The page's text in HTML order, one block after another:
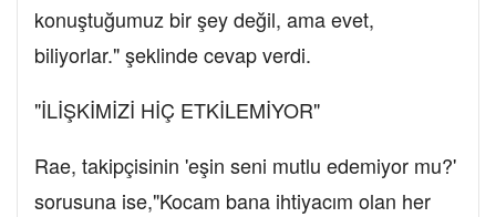
konuştuğumuz bir şey değil, ama evet,
biliyorlar." şeklinde cevap verdi.
"İLİŞKİMİZİ HİÇ ETKİLEMİYOR"
Rae, takipçisinin 'eşin seni mutlu edemiyor mu?'
sorusuna ise,"Kocam bana ihtiyacım olan her